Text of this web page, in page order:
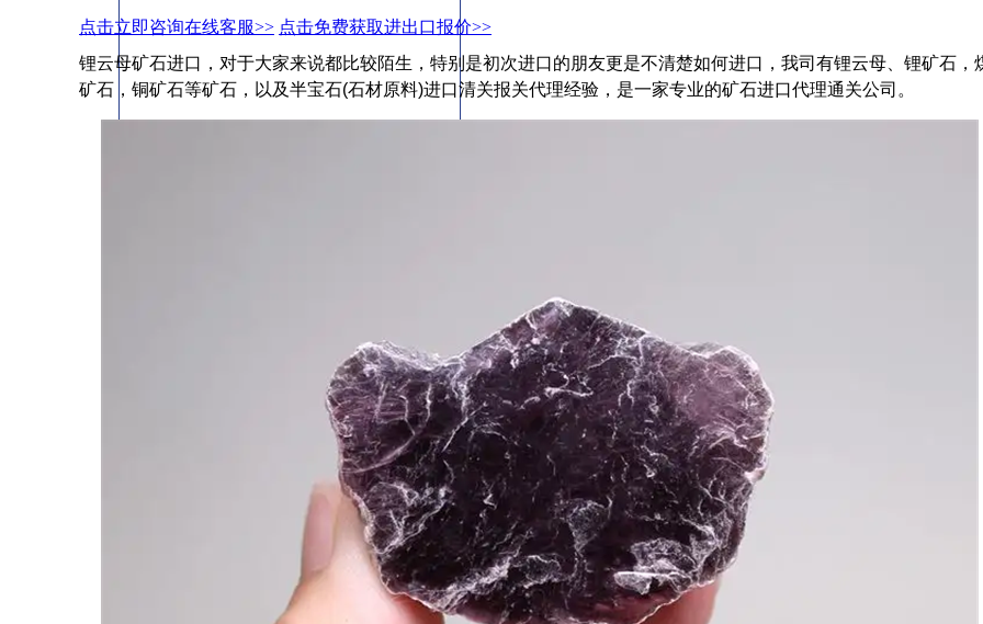
点击立即咨询在线客服>> 点击免费获取进出口报价>>
锂云母矿石进口，对于大家来说都比较陌生，特别是初次进口的朋友更是不清楚如何进口，我司有锂云母、锂矿石，
矿石，铜矿石等矿石，以及半宝石(石材原料)进口清关报关代理经验，是一家专业的矿石进口代理通关公司。